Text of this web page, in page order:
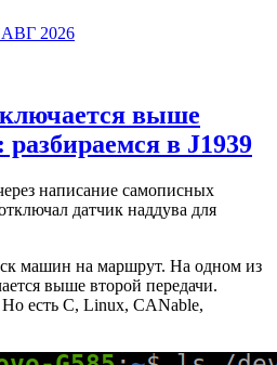
2026
выше
разбираемся в J1939
написание самописных
датчик наддува для
машин на маршрут. На одном из
выше второй передачи.
есть C, Linux, CANable,